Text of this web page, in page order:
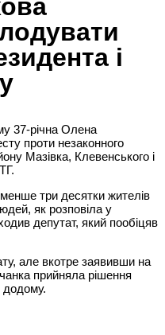
і
37-річна Олена
проти незаконного
Мазівка, Клевенського і
три десятки жителів
як розповіла у
депутат, який пообіцяв
але вкотре заявивши на
прийняла рішення
додому.